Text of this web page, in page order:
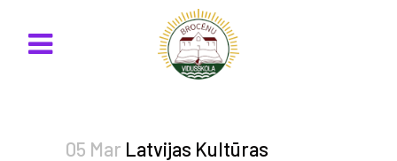
05 Mar Latvijas Kultūras